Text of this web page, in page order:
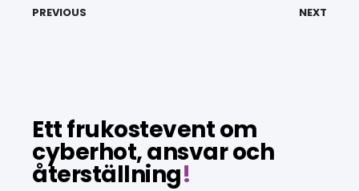
PREVIOUS NEXT
Ett frukostevent om
cyberhot, ansvar och
återställning!